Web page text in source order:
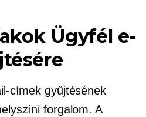
Ügyfél e-
címek gyűjtésének
forgalom. A